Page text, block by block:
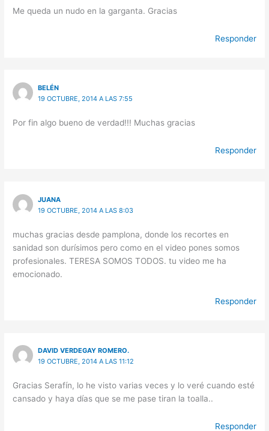
Me queda un nudo en la garganta. Gracias
Responder
BELÉN
19 OCTUBRE, 2014 A LAS 7:55
Por fin algo bueno de verdad!!! Muchas gracias
Responder
JUANA
19 OCTUBRE, 2014 A LAS 8:03
muchas gracias desde pamplona, donde los recortes en
sanidad son durísimos pero como en el video pones somos
profesionales. TERESA SOMOS TODOS. tu video me ha
emocionado.
Responder
DAVID VERDEGAY ROMERO.
19 OCTUBRE, 2014 A LAS 11:12
Gracias Serafín, lo he visto varias veces y lo veré cuando esté
cansado y haya días que se me pase tiran la toalla..
Responder